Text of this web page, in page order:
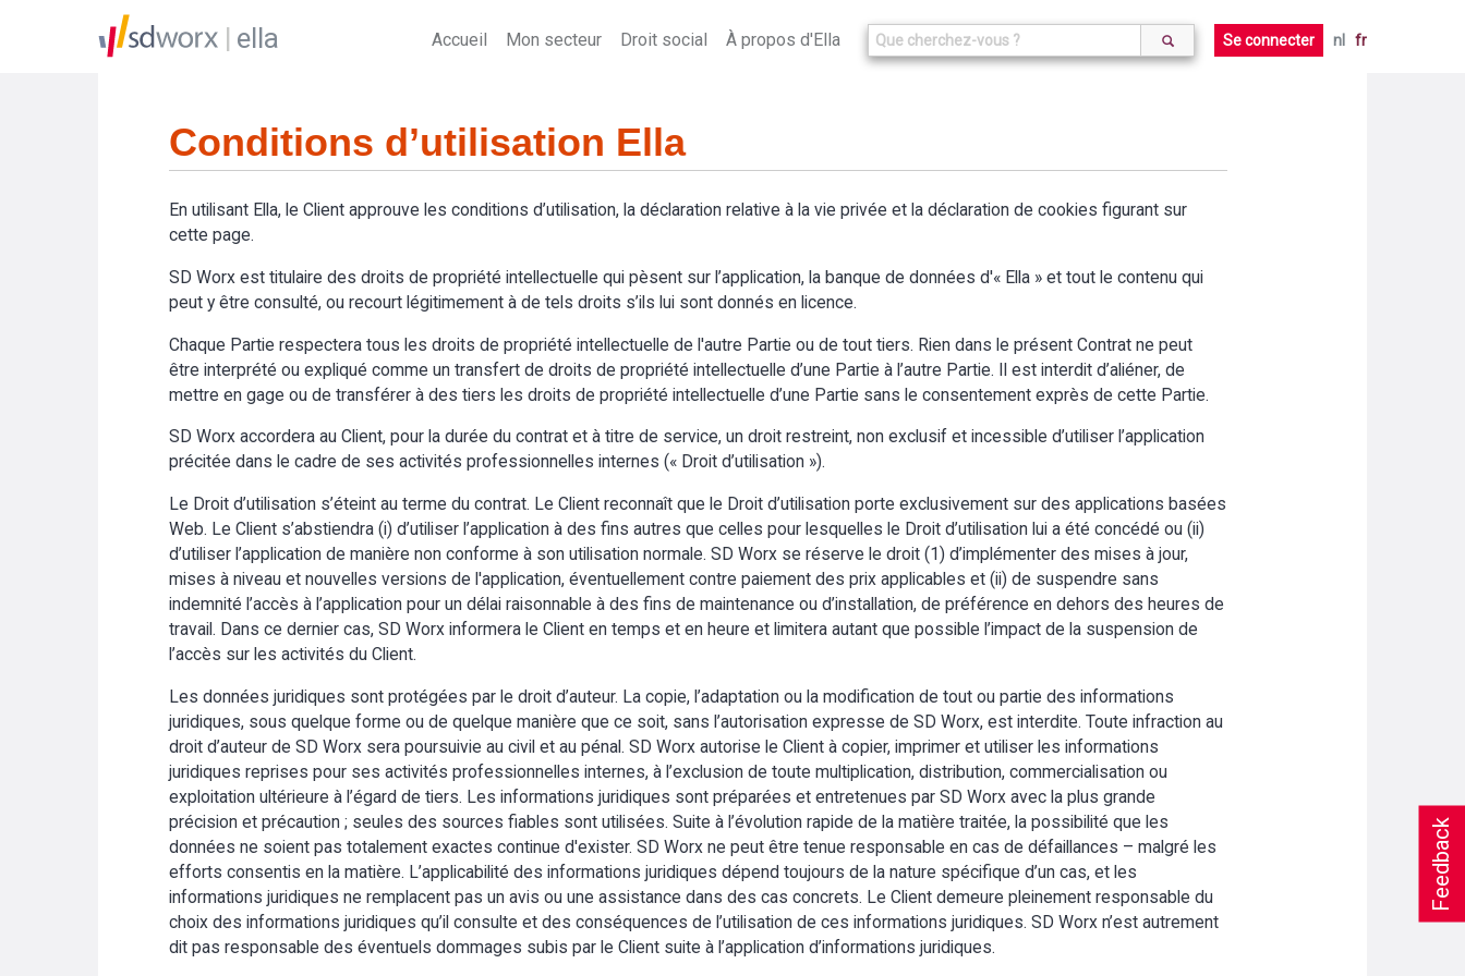
Feedback
ella Accueil Mon secteur Droit social À propos d'Ella Se connecter nl fr
Conditions d’utilisation Ella
En utilisant Ella, le Client approuve les conditions d’utilisation, la déclaration relative à la vie privée et la déclaration de cookies figurant sur
cette page.
SD Worx est titulaire des droits de propriété intellectuelle qui pèsent sur l’application, la banque de données d'« Ella » et tout le contenu qui
peut y être consulté, ou recourt légitimement à de tels droits s’ils lui sont donnés en licence.
Chaque Partie respectera tous les droits de propriété intellectuelle de l'autre Partie ou de tout tiers. Rien dans le présent Contrat ne peut
être interprété ou expliqué comme un transfert de droits de propriété intellectuelle d’une Partie à l’autre Partie. Il est interdit d’aliéner, de
mettre en gage ou de transférer à des tiers les droits de propriété intellectuelle d’une Partie sans le consentement exprès de cette Partie.
SD Worx accordera au Client, pour la durée du contrat et à titre de service, un droit restreint, non exclusif et incessible d’utiliser l’application
précitée dans le cadre de ses activités professionnelles internes (« Droit d’utilisation »).
Le Droit d’utilisation s’éteint au terme du contrat. Le Client reconnaît que le Droit d’utilisation porte exclusivement sur des applications basées
Web. Le Client s’abstiendra (i) d’utiliser l’application à des fins autres que celles pour lesquelles le Droit d’utilisation lui a été concédé ou (ii)
d’utiliser l’application de manière non conforme à son utilisation normale. SD Worx se réserve le droit (1) d’implémenter des mises à jour,
mises à niveau et nouvelles versions de l'application, éventuellement contre paiement des prix applicables et (ii) de suspendre sans
indemnité l’accès à l’application pour un délai raisonnable à des fins de maintenance ou d’installation, de préférence en dehors des heures de
travail. Dans ce dernier cas, SD Worx informera le Client en temps et en heure et limitera autant que possible l’impact de la suspension de
l’accès sur les activités du Client.
Les données juridiques sont protégées par le droit d’auteur. La copie, l’adaptation ou la modification de tout ou partie des informations
juridiques, sous quelque forme ou de quelque manière que ce soit, sans l’autorisation expresse de SD Worx, est interdite. Toute infraction au
droit d’auteur de SD Worx sera poursuivie au civil et au pénal. SD Worx autorise le Client à copier, imprimer et utiliser les informations
juridiques reprises pour ses activités professionnelles internes, à l’exclusion de toute multiplication, distribution, commercialisation ou
exploitation ultérieure à l’égard de tiers. Les informations juridiques sont préparées et entretenues par SD Worx avec la plus grande
précision et précaution ; seules des sources fiables sont utilisées. Suite à l’évolution rapide de la matière traitée, la possibilité que les
données ne soient pas totalement exactes continue d'exister. SD Worx ne peut être tenue responsable en cas de défaillances – malgré les
efforts consentis en la matière. L’applicabilité des informations juridiques dépend toujours de la nature spécifique d’un cas, et les
informations juridiques ne remplacent pas un avis ou une assistance dans des cas concrets. Le Client demeure pleinement responsable du
choix des informations juridiques qu’il consulte et des conséquences de l’utilisation de ces informations juridiques. SD Worx n’est autrement
dit pas responsable des éventuels dommages subis par le Client suite à l’application d’informations juridiques.